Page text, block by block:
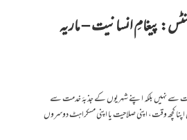
اور 67 منٹس: پیغامِ انسانیت – ماریہ
سے نہیں بلکہ اپنے شہریوں کے جذبۂ خدمت سے
کچھ وقت، اپنی صلاحیت یا اپنی مسکراہٹ دوسروں